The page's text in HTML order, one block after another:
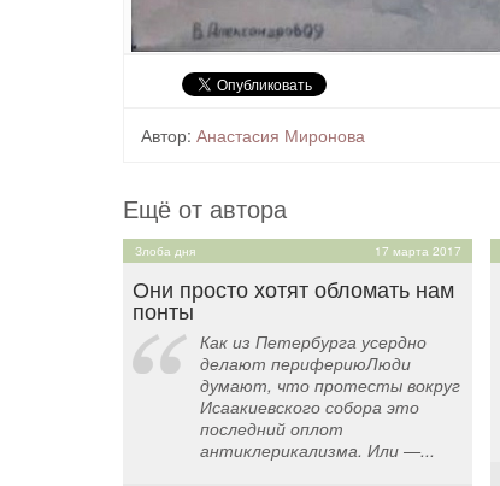
Автор: Анастасия Миронова
Ещё от автора
Злоба дня 17 марта 2017
Они просто хотят обломать нам
понты
Как из Петербурга усердно
делают перифериюЛюди
думают, что протесты вокруг
Исаакиевского собора это
последний оплот
антиклерикализма. Или —...